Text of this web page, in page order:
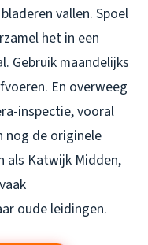
vallen. Spoel
het in een
Gebruik maandelijks
En overweeg
inspectie, vooral
nog de originele
als Katwijk Midden,
oude leidingen.